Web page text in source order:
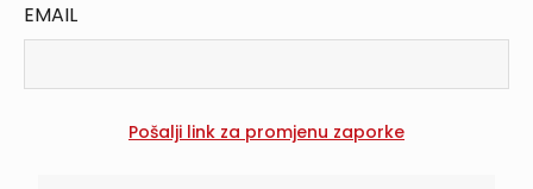
EMAIL